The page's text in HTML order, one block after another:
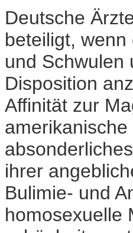
Deutsche
beteiligt,
und Schwulen
Disposition
Affinität zur
ihrer
Bulimie- und
homosexuelle